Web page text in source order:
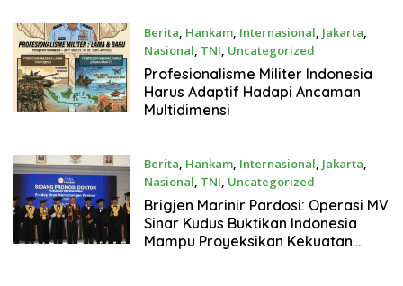
Berita, Hankam, Internasional, Jakarta,
Nasional, TNI, Uncategorized
Juni 27, 2026
Profesionalisme Militer Indonesia
Harus Adaptif Hadapi Ancaman
Multidimensi
Berita, Hankam, Internasional, Jakarta,
Nasional, TNI, Uncategorized
Juni 26, 2026
Brigjen Marinir Pardosi: Operasi MV
Sinar Kudus Buktikan Indonesia
Mampu Proyeksikan Kekuatan